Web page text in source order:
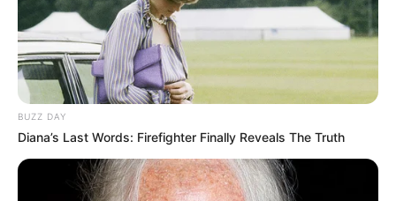
BUZZ DAY
Diana’s Last Words: Firefighter Finally Reveals The Truth